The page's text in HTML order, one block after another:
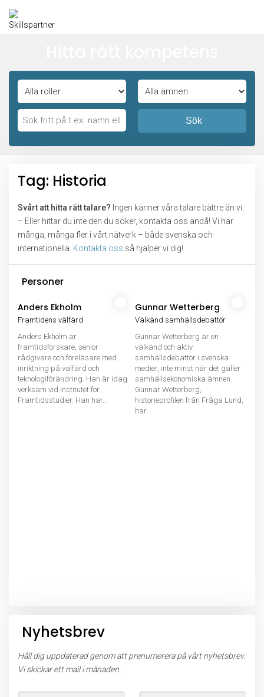
Sök
Tag: Historia
Svårt att hitta rätt talare? Ingen känner våra talare bättre än vi.
– Eller hittar du inte den du söker, kontakta oss ändå! Vi har
många, många fler i vårt nätverk – både svenska och
internationella. Kontakta oss så hjälper vi dig!
Personer
Anders Ekholm
Framtidens välfärd
Anders Ekholm är
framtidsforskare, senior
rådgivare och föreläsare med
inriktning på välfärd och
teknologiförändring. Han är idag
verksam vid Institutet för
Framtidsstudier. Han har...
Gunnar Wetterberg
Välkänd samhällsdebattör
Gunnar Wetterberg är en
välkänd och aktiv
samhällsdebattör i svenska
medier, inte minst när det gäller
samhällsekonomiska ämnen.
Gunnar Wetterberg,
historieprofilen från Fråga Lund,
har...
Nyhetsbrev
Håll dig uppdaterad genom att prenumerera på vårt nyhetsbrev.
Vi skickar ett mail i månaden.